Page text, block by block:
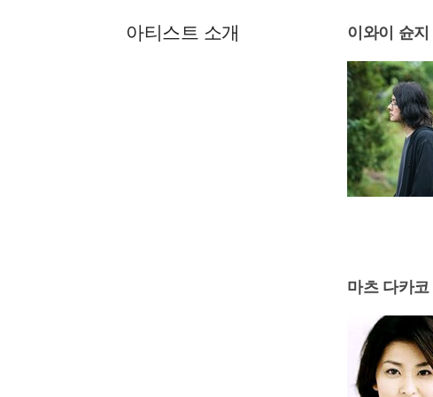
아티스트 소개 이와이 슌지
마츠 다카코